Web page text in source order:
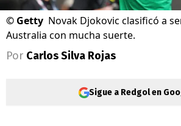
© Getty Novak Djokovic clasificó a
Australia con mucha suerte.
Por Carlos Silva Rojas
Sigue a Redgol en